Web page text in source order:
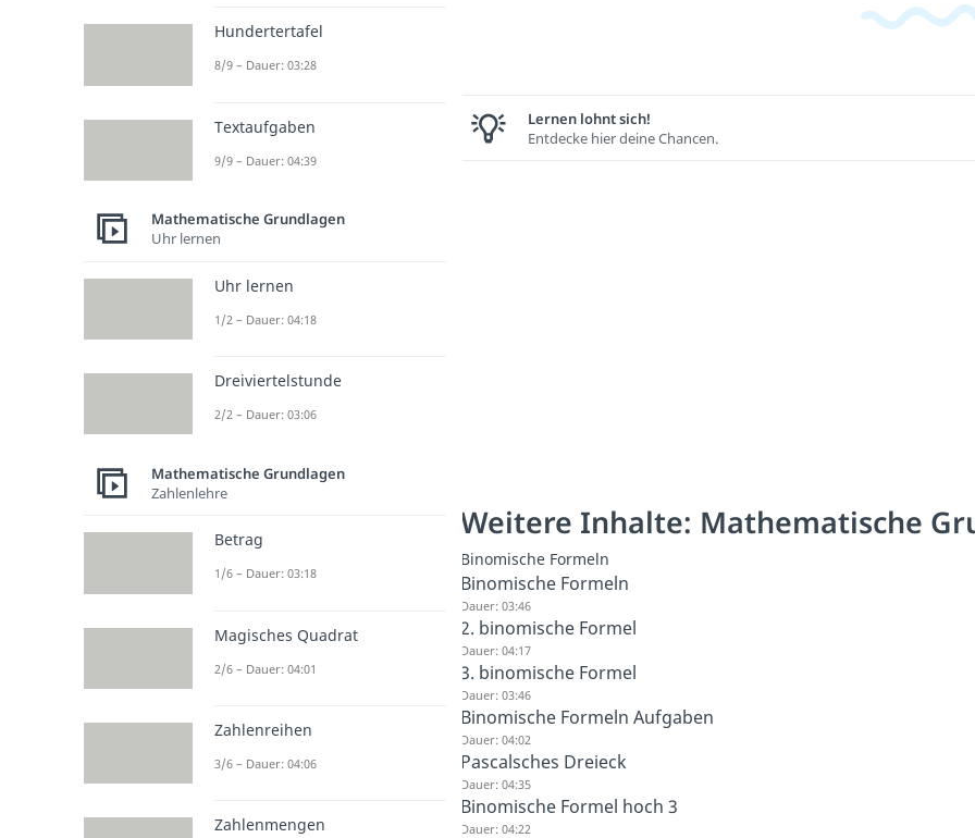
Lernen lohnt sich!
Entdecke hier deine Chancen.
Weitere Inhalte: Mathematische
Binomische Formeln
Binomische Formeln
Dauer: 03:46
2. binomische Formel
Dauer: 04:17
3. binomische Formel
Dauer: 03:46
Binomische Formeln Aufgaben
Dauer: 04:02
Pascalsches Dreieck
Dauer: 04:35
Binomische Formel hoch 3
Dauer: 04:22
Hundertertafel
8/9 – Dauer: 03:28
Textaufgaben
9/9 – Dauer: 04:39
Mathematische Grundlagen
Uhr lernen
Uhr lernen
1/2 – Dauer: 04:18
Dreiviertelstunde
2/2 – Dauer: 03:06
Mathematische Grundlagen
Zahlenlehre
Betrag
1/6 – Dauer: 03:18
Magisches Quadrat
2/6 – Dauer: 04:01
Zahlenreihen
3/6 – Dauer: 04:06
Zahlenmengen